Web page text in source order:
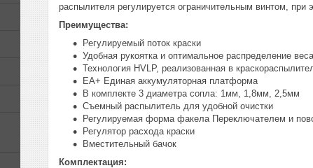
распылителя регулируется ограничительным винтом, при
Преимущества:
Регулируемый поток краски
Удобная рукоятка и оптимальное распределение
Технология HVLP, реализованная в
EA+ Единая аккумуляторная платформа
В комплекте 3 диаметра сопла: 1мм, 1,8мм, 2,5мм
Съемный распылитель для удобной очистки
Регулируемая форма факела Переключателем и
Регулятор расхода краски
Вместительный бачок
Комплектация: